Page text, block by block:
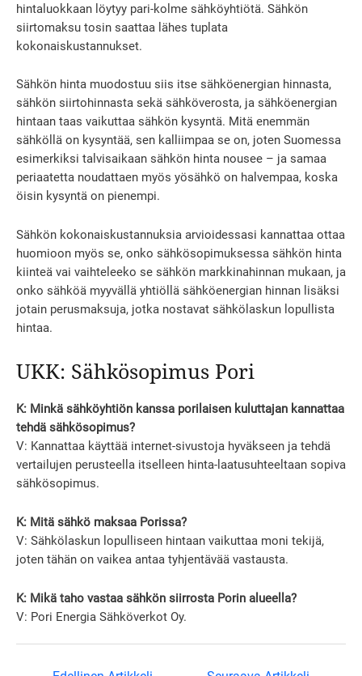
hintaluokkaan löytyy pari-kolme sähköyhtiötä. Sähkön
siirtomaksu tosin saattaa lähes tuplata
kokonaiskustannukset.
Sähkön hinta muodostuu siis itse sähköenergian hinnasta,
sähkön siirtohinnasta sekä sähköverosta, ja sähköenergian
hintaan taas vaikuttaa sähkön kysyntä. Mitä enemmän
sähköllä on kysyntää, sen kalliimpaa se on, joten Suomessa
esimerkiksi talvisaikaan sähkön hinta nousee – ja samaa
periaatetta noudattaen myös yösähkö on halvempaa, koska
öisin kysyntä on pienempi.
Sähkön kokonaiskustannuksia arvioidessasi kannattaa ottaa
huomioon myös se, onko sähkösopimuksessa sähkön hinta
kiinteä vai vaihteleeko se sähkön markkinahinnan mukaan, ja
onko sähköä myyvällä yhtiöllä sähköenergian hinnan lisäksi
jotain perusmaksuja, jotka nostavat sähkölaskun lopullista
hintaa.
UKK: Sähkösopimus Pori
K: Minkä sähköyhtiön kanssa porilaisen kuluttajan kannattaa
tehdä sähkösopimus?
V: Kannattaa käyttää internet-sivustoja hyväkseen ja tehdä
vertailujen perusteella itselleen hinta-laatusuhteeltaan sopiva
sähkösopimus.
K: Mitä sähkö maksaa Porissa?
V: Sähkölaskun lopulliseen hintaan vaikuttaa moni tekijä,
joten tähän on vaikea antaa tyhjentävää vastausta.
K: Mikä taho vastaa sähkön siirrosta Porin alueella?
V: Pori Energia Sähköverkot Oy.
Artikkelien